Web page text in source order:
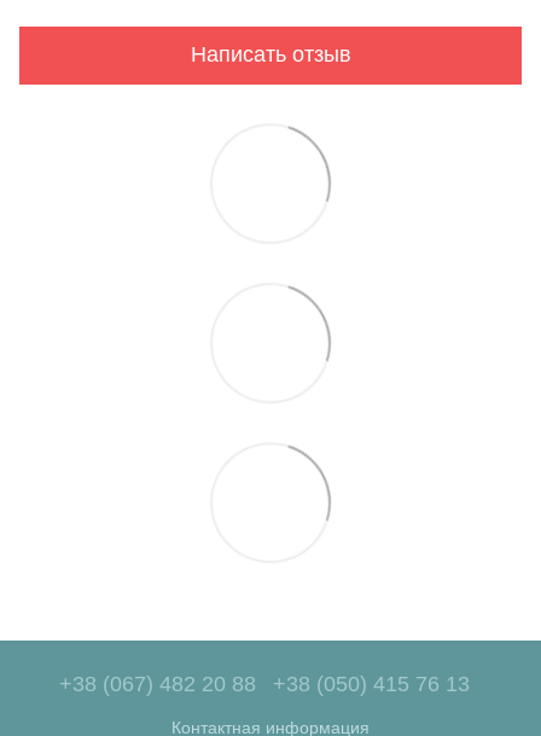
Написать отзыв
+38 (067) 482 20 88 +38 (050) 415 76 13
Контактная информация